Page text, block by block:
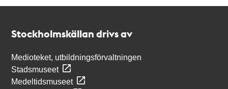
Stockholmskällan drivs av
Medioteket, utbildningsförvaltningen
Stadsmuseet
Medeltidsmuseet